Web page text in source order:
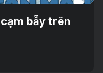
bẫy trên